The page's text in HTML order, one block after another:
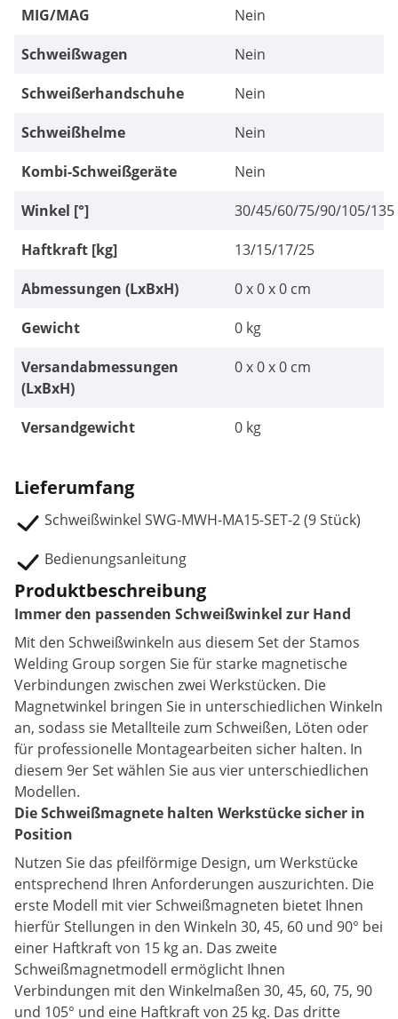
MIG/MAG
Nein
Schweißwagen
Nein
Schweißerhandschuhe
Nein
Schweißhelme
Nein
Kombi-Schweißgeräte
Nein
Winkel [°]
30/45/60/75/90/105/135
Haftkraft [kg]
13/15/17/25
Abmessungen (LxBxH)
0 x 0 x 0 cm
Gewicht
0 kg
Versandabmessungen
(LxBxH)
0 x 0 x 0 cm
Versandgewicht 0 kg
Lieferumfang
Schweißwinkel SWG-MWH-MA15-SET-2 (9 Stück)
Bedienungsanleitung
Produktbeschreibung
Immer den passenden Schweißwinkel zur Hand
Mit den Schweißwinkeln aus diesem Set der Stamos
Welding Group sorgen Sie für starke magnetische
Verbindungen zwischen zwei Werkstücken. Die
Magnetwinkel bringen Sie in unterschiedlichen Winkeln
an, sodass sie Metallteile zum Schweißen, Löten oder
für professionelle Montagearbeiten sicher halten. In
diesem 9er Set wählen Sie aus vier unterschiedlichen
Modellen.
Die Schweißmagnete halten Werkstücke sicher in
Position
Nutzen Sie das pfeilförmige Design, um Werkstücke
entsprechend Ihren Anforderungen auszurichten. Die
erste Modell mit vier Schweißmagneten bietet Ihnen
hierfür Stellungen in den Winkeln 30, 45, 60 und 90° bei
einer Haftkraft von 15 kg an. Das zweite
Schweißmagnetmodell ermöglicht Ihnen
Verbindungen mit den Winkelmaßen 30, 45, 60, 75, 90
und 105° und eine Haftkraft von 25 kg. Das dritte